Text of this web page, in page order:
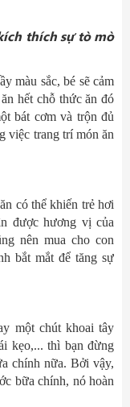
ích thích sự tò mò
màu sắc, bé sẽ cảm
hết chỗ thức ăn đó
bát cơm và trộn đủ
việc trang trí món ăn
có thể khiến trẻ hơi
được hương vị của
nên mua cho con
bắt mắt để tăng sự
một chút khoai tây
kẹo,... thì bạn đừng
chính nữa. Bởi vậy,
bữa chính, nó hoàn